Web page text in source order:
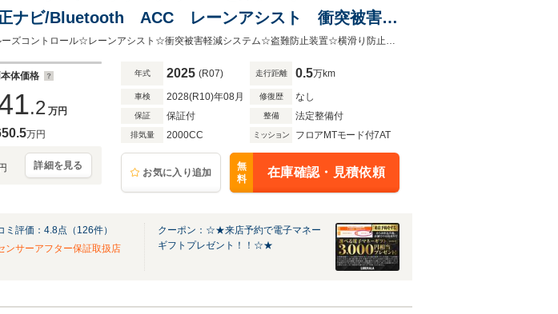
ナビ/Bluetooth ACC レーンアシスト 衝突被害軽
センサー LED コーナーセンサー オートライト
シートメモリー パドルシフト ステアリングヒー
☆純正ナビ/Bluetooth☆追従型クルーズコントロール☆レーンアシスト☆衝突被害軽減システム☆盗難防止装置☆横滑り防止装置☆コーナーセンサー☆LEDヘッドライト☆前後コーナーセンサ
体価格
.2 万円
万円
円 詳細を見る
年式 2025 (R07) 走行距離 0.5万km
車検 2028(R10)年08月 修復歴 なし
保証 保証付 整備 法定整備付
排気量 2000CC ミッション フロアMTモード付7AT
お気に入り追加
無
料
在庫確認・見積依頼
ミ評価： 4.8点（ 126件）
ンサーアフター保証取扱店
クーポン：☆★来店予約で電子マネー
ギフトプレゼント！！☆★